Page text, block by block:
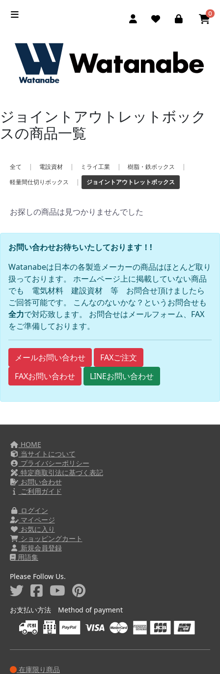
0
ジョイントアウトレットボック
スの商品一覧
全て | 電設資材 | ミライ工業 | 樹脂・鉄ボックス
|
軽量間仕切りボックス
| ジョイントアウトレットボックス
お探しの商品は見つかりませんでした
お問い合わせお待ちいたしております！!
Watanabeは日本の各製造メーカーの商品はほとんど取り
扱っております。 ホームページ上に掲載していない商品
でも 電気材料 建設資材 等 お問合せ頂けましたら
ご回答可能です。 こんなのないかな？というお問合せも
全力で対応致します。 お問合せはメールフォーム、FAX
をご準備しております。
メールお問い合わせ
FAXご注文
FAXお問い合わせ
LINEお問い合わせ
HOME
当サイトについて
プライバシーポリシー
特定商取引法に基づく表記
お問い合わせ
ご利用ガイド
ログイン
マイページ
お気に入り
ショッピングカート
新規会員登録
用語集
Please Follow Us.
お支払い方法 Method of payment
在庫限り商品